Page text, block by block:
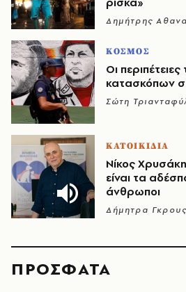
Δημήτρης
ΚΟΣΜΟΣ
Οι
κατασκόπων
Σώτη
ΚΑΤΟΙΚΙΔΙΑ
Νίκος
είναι τα
άνθρωποι
Δήμητρα Γκρους
ΠΡΟΣΦΑΤΑ